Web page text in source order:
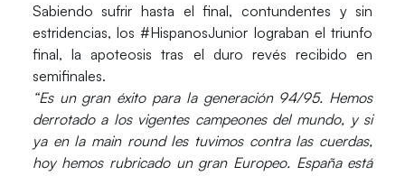
Sabiendo sufrir hasta el final, contundentes y sin
estridencias, los #HispanosJunior lograban el triunfo
final, la apoteosis tras el duro revés recibido en
semifinales.
“Es un gran éxito para la generación 94/95. Hemos
derrotado a los vigentes campeones del mundo, y si
ya en la main round les tuvimos contra las cuerdas,
hoy hemos rubricado un gran Europeo. España está